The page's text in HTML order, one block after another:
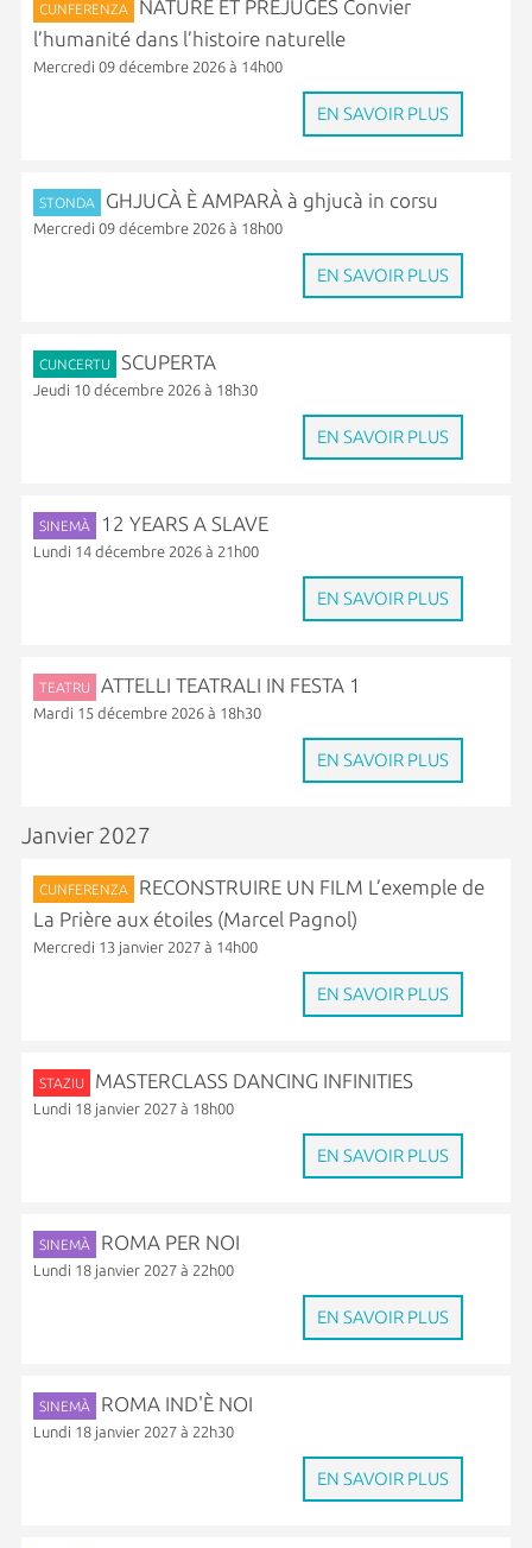
CUNFERENZA
NATURE ET PRÉJUGÉS Convier
l’humanité dans l’histoire naturelle
Mercredi 09 décembre 2026 à 14h00
EN SAVOIR PLUS
STONDA GHJUCÀ È AMPARÀ à ghjucà in corsu
Mercredi 09 décembre 2026 à 18h00
EN SAVOIR PLUS
CUNCERTU SCUPERTA
Jeudi 10 décembre 2026 à 18h30
EN SAVOIR PLUS
SINEMÀ 12 YEARS A SLAVE
Lundi 14 décembre 2026 à 21h00
EN SAVOIR PLUS
TEATRU ATTELLI TEATRALI IN FESTA 1
Mardi 15 décembre 2026 à 18h30
EN SAVOIR PLUS
Janvier 2027
CUNFERENZA
RECONSTRUIRE UN FILM L’exemple de
La Prière aux étoiles (Marcel Pagnol)
Mercredi 13 janvier 2027 à 14h00
EN SAVOIR PLUS
STAZIU MASTERCLASS DANCING INFINITIES
Lundi 18 janvier 2027 à 18h00
EN SAVOIR PLUS
SINEMÀ ROMA PER NOI
Lundi 18 janvier 2027 à 22h00
EN SAVOIR PLUS
SINEMÀ ROMA IND'È NOI
Lundi 18 janvier 2027 à 22h30
EN SAVOIR PLUS